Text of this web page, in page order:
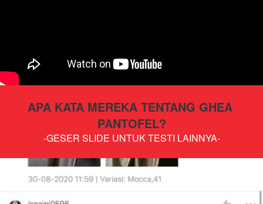
APA KATA MEREKA TENTANG GHEA
PANTOFEL?
-GESER SLIDE UNTUK TESTI LAINNYA-